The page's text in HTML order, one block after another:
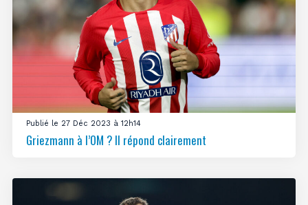
Publié le 27 Déc 2023 à 12h14
Griezmann à l’OM ? Il répond clairement